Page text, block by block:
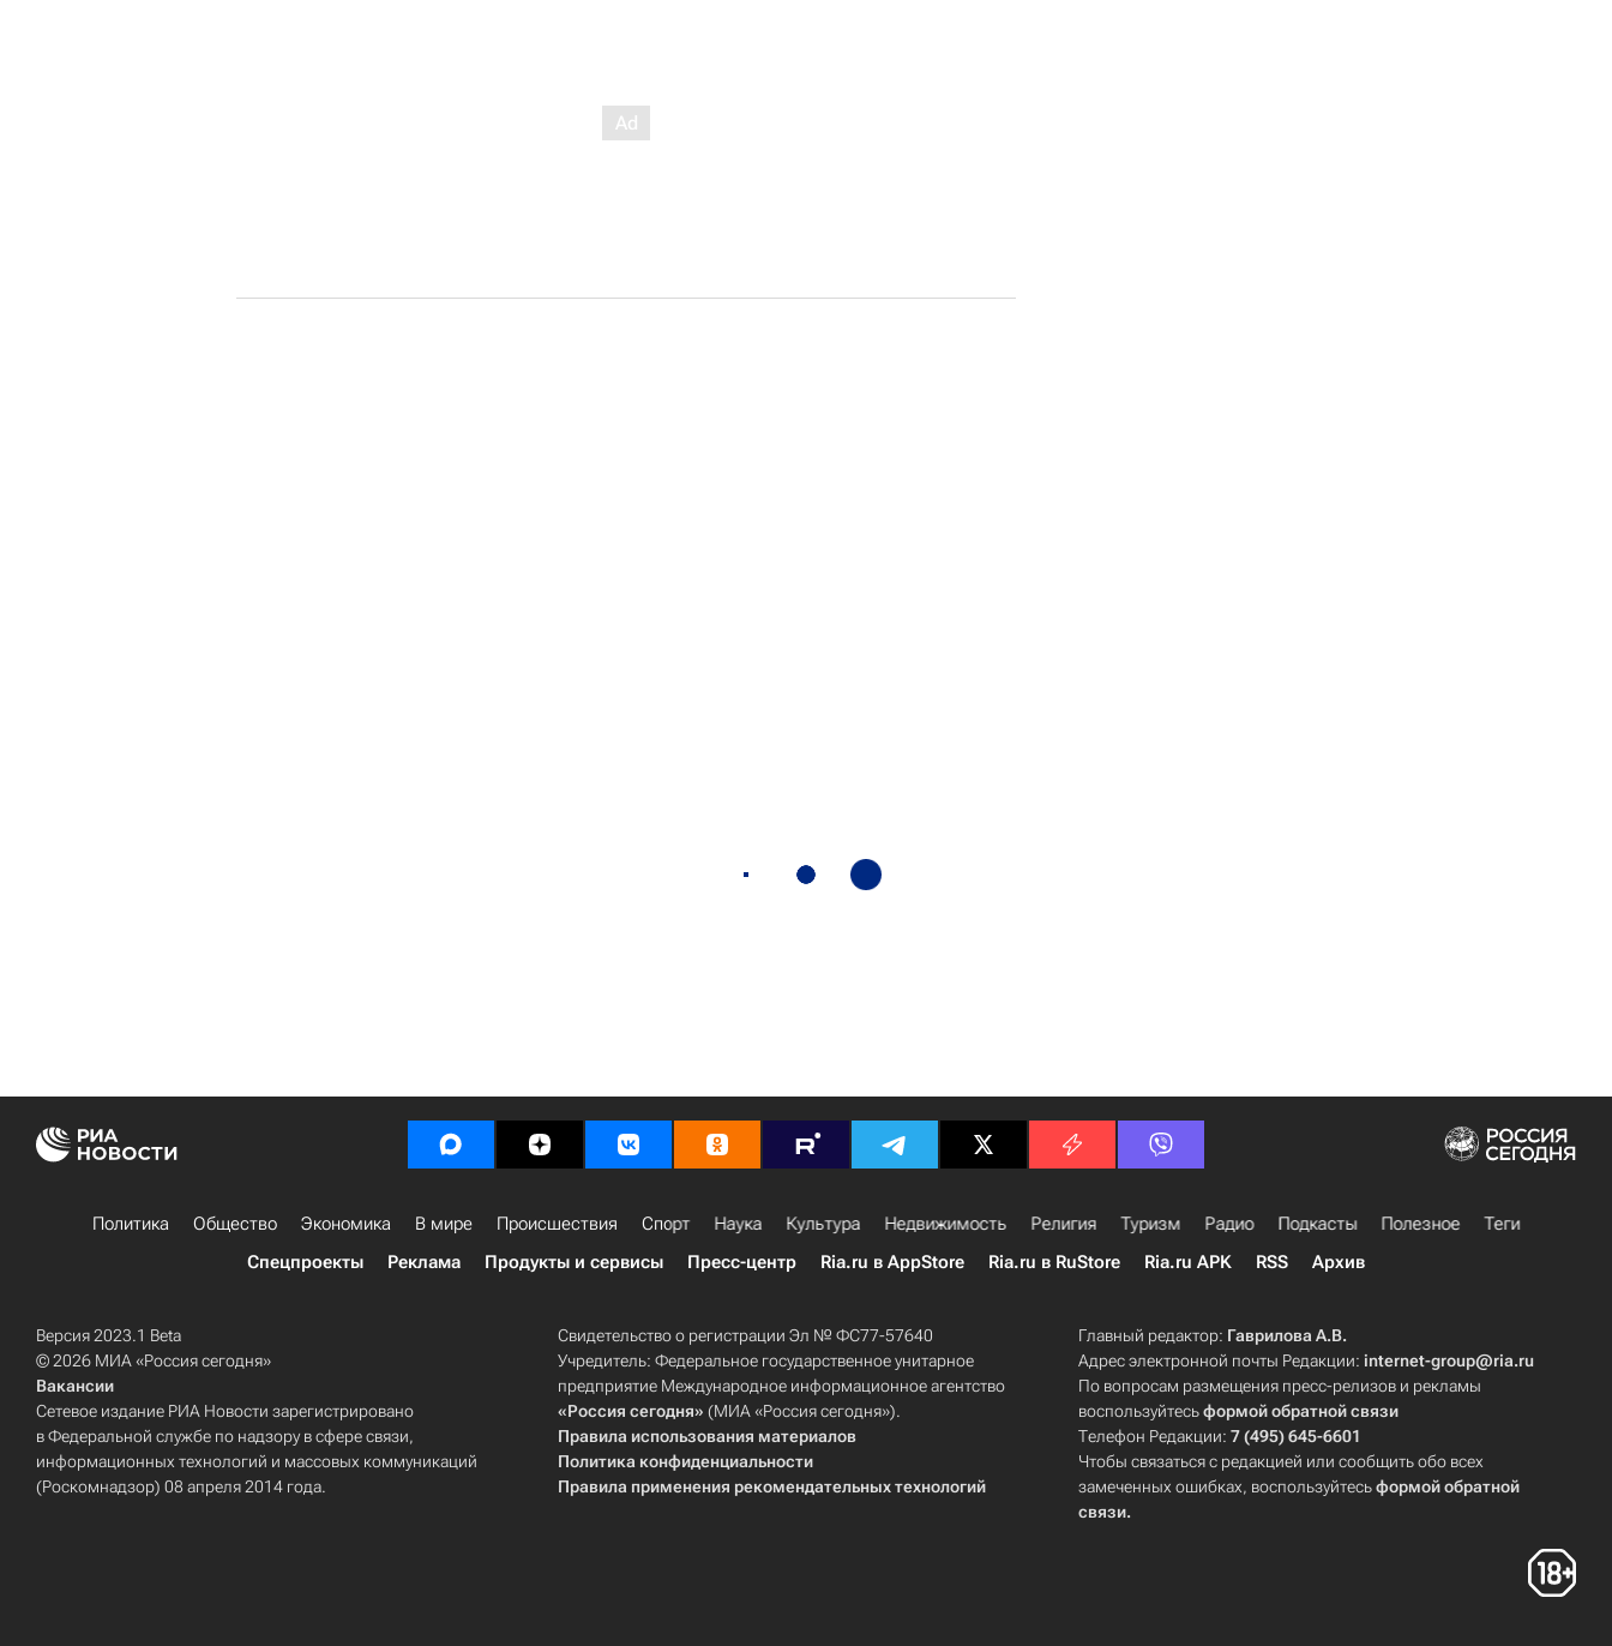
Политика Общество Экономика В мире Происшествия Спорт Наука Культура Недвижимость Религия Туризм Радио Подкасты Полезное
Теги
Спецпроекты
Реклама Продукты и сервисы Пресс-центр Ria.ru в AppStore Ria.ru в RuStore Ria.ru APK RSS Архив
Версия 2023.1 Beta
© 2026 МИА «Россия сегодня»
Вакансии
Сетевое издание РИА Новости зарегистрировано
в Федеральной службе по надзору в сфере связи,
информационных технологий и массовых коммуникаций
(Роскомнадзор) 08 апреля 2014 года.
Свидетельство о регистрации Эл № ФС77-57640
Учредитель: Федеральное государственное унитарное
предприятие Международное информационное агентство
«Россия сегодня» (МИА «Россия сегодня»).
Правила использования материалов
Политика конфиденциальности
Правила применения рекомендательных технологий
Главный редактор: Гаврилова А.В.
Адрес электронной почты Редакции:internet-group@ria.ru
По вопросам размещения пресс-релизов и рекламы
воспользуйтесьформой обратной связи
Телефон Редакции:7 (495) 645-6601
Чтобы связаться с редакцией или сообщить обо всех
замеченных ошибках, воспользуйтесьформой обратной
связи.